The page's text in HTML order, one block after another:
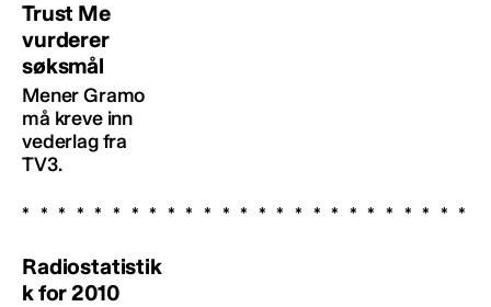
Trust Me
vurderer
søksmål
Mener Gramo
må kreve inn
vederlag fra
TV3.
Radiostatistik
k for 2010